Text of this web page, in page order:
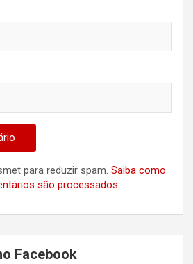
para reduzir spam. Saiba como
são processados.
Facebook